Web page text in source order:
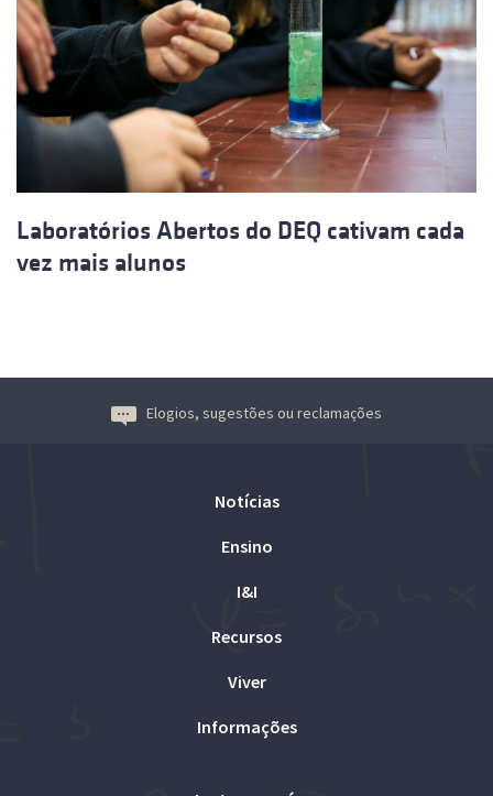
Laboratórios Abertos do DEQ cativam cada
vez mais alunos
Elogios, sugestões ou reclamações
Notícias
Ensino
I&I
Recursos
Viver
Informações